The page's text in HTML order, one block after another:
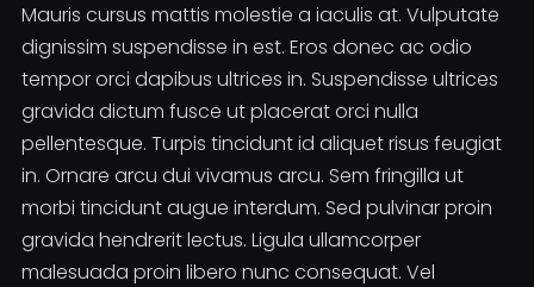
Mauris cursus mattis molestie a iaculis at. Vulputate
dignissim suspendisse in est. Eros donec ac odio
tempor orci dapibus ultrices in. Suspendisse ultrices
gravida dictum fusce ut placerat orci nulla
pellentesque. Turpis tincidunt id aliquet risus feugiat
in. Ornare arcu dui vivamus arcu. Sem fringilla ut
morbi tincidunt augue interdum. Sed pulvinar proin
gravida hendrerit lectus. Ligula ullamcorper
malesuada proin libero nunc consequat. Vel